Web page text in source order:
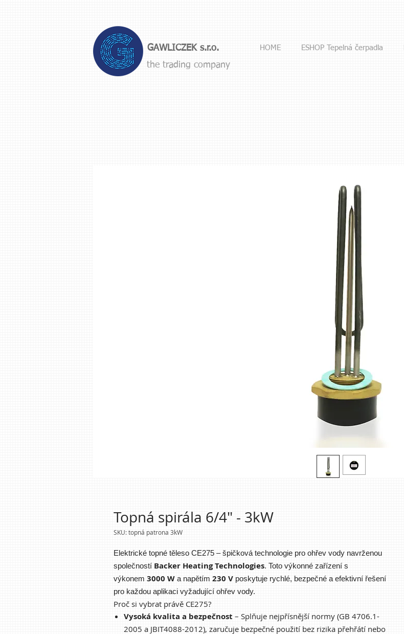
GAWLICZEK s.r.o. HOME ESHOP Tepelná čerpadla
the trading company
Topná spirála 6/4" - 3kW
SKU: topná patrona 3kW
Elektrické topné těleso CE275 – špičková technologie pro ohřev vody navrženou
společností Backer Heating Technologies. Toto výkonné zařízení s
výkonem 3000 W a napětím 230 V poskytuje rychlé, bezpečné a efektivní řešení
pro každou aplikaci vyžadující ohřev vody.
Proč si vybrat právě CE275?
Vysoká kvalita a bezpečnost – Splňuje nejpřísnější normy (GB 4706.1-
2005 a JBIT4088-2012), zaručuje bezpečné použití bez rizika přehřátí nebo